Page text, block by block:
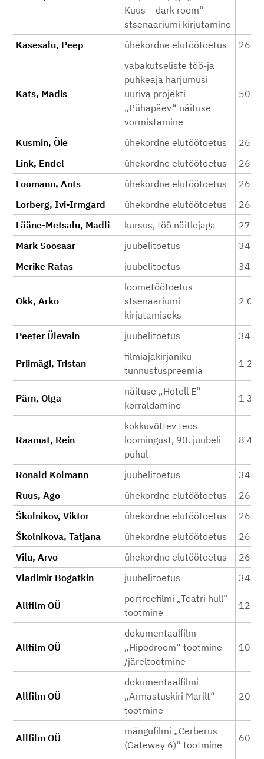
Kuus – dark room“
stsenaariumi kirjutamine
Kasesalu, Peep ühekordne elutöötoetus 260
Kats, Madis
vabakutseliste töö-ja
puhkeaja harjumusi
uuriva projekti
„Pühapäev“ näituse
vormistamine
500
Kusmin, Õie ühekordne elutöötoetus
260
Link, Endel
ühekordne elutöötoetus
260
Loomann, Ants
ühekordne elutöötoetus
260
Lorberg, Ivi-Irmgard
ühekordne elutöötoetus
260
Lääne-Metsalu, Madli
kursus, töö näitlejaga
270
Mark Soosaar
juubelitoetus
340
Merike Ratas
juubelitoetus 340
Okk, Arko
loometöötoetus
stsenaariumi
kirjutamiseks
2 000
Peeter Ülevain juubelitoetus 340
Priimägi, Tristan
filmiajakirjaniku
tunnustuspreemia
1 200
Pärn, Olga
näituse „Hotell E“
korraldamine
1 328
Raamat, Rein
kokkuvõttev teos
loomingust, 90. juubeli
puhul
8 448
Ronald Kolmann juubelitoetus
340
Ruus, Ago
ühekordne elutöötoetus
260
Školnikov, Viktor
ühekordne elutöötoetus
260
Školnikova, Tatjana
ühekordne elutöötoetus
260
Vilu, Arvo
ühekordne elutöötoetus
260
Vladimir Bogatkin
juubelitoetus 340
Allfilm OÜ
portreefilmi „Teatri hull“
tootmine
12
Allfilm OÜ
dokumentaalfilm
„Hipodroom“ tootmine
/järeltootmine
10
Allfilm OÜ
dokumentaalfilmi
„Armastuskiri Marilt“
tootmine
20
Allfilm OÜ
mängufilmi „Cerberus
(Gateway 6)“ tootmine
60